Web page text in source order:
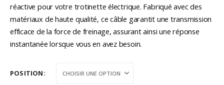
à
13,90€
réactive pour votre trotinette électrique. Fabriqué avec des
matériaux de haute qualité, ce câble garantit une transmission
efficace de la force de freinage, assurant ainsi une réponse
instantanée lorsque vous en avez besoin.
POSITION